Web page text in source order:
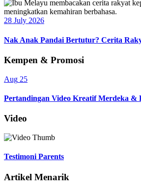
28 July 2026
Nak Anak Pandai Bertutur? Cerita
Kempen & Promosi
Aug 25
Pertandingan Video Kreatif Merdeka &
Video
Testimoni Parents
Artikel Menarik